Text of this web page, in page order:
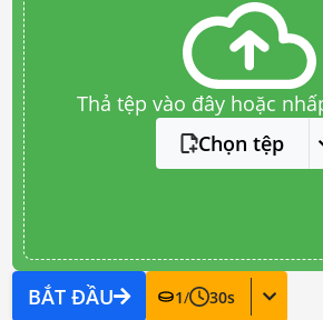
Thả tệp vào đây hoặc
Chọn tệp
BẮT ĐẦU 1/ 30s